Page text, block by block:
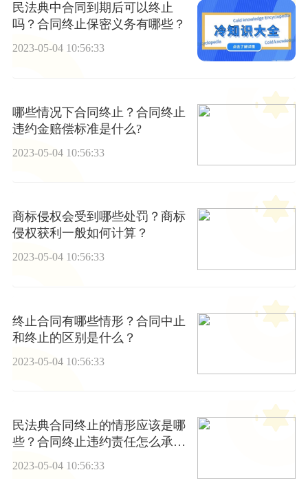
民法典中合同到期后可以终止
吗？合同终止保密义务有哪些？
2023-05-04 10:56:33
哪些情况下合同终止？合同终止
违约金赔偿标准是什么?
2023-05-04 10:56:33
商标侵权会受到哪些处罚？商标
侵权获利一般如何计算？
2023-05-04 10:56:33
终止合同有哪些情形？合同中止
和终止的区别是什么？
2023-05-04 10:56:33
民法典合同终止的情形应该是哪
些？合同终止违约责任怎么承
2023-05-04 10:56:33